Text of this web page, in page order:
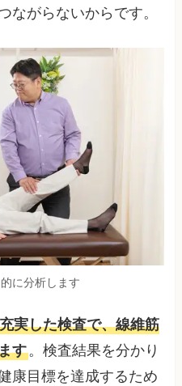
ながらないからです。
に分析します
実した検査で、線維筋
す。検査結果を分かり
康目標を達成するため